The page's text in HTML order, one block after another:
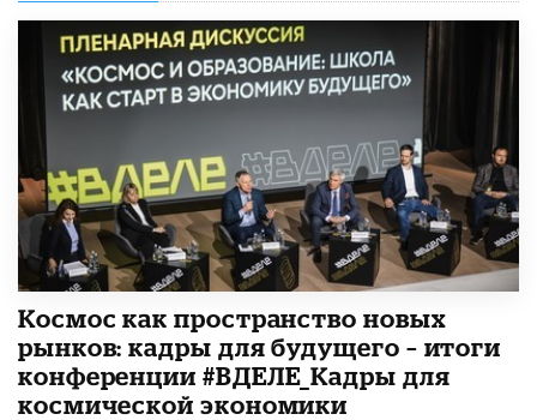
Космос как пространство новых
рынков: кадры для будущего – итоги
конференции #ВДЕЛЕ_Кадры для
космической экономики